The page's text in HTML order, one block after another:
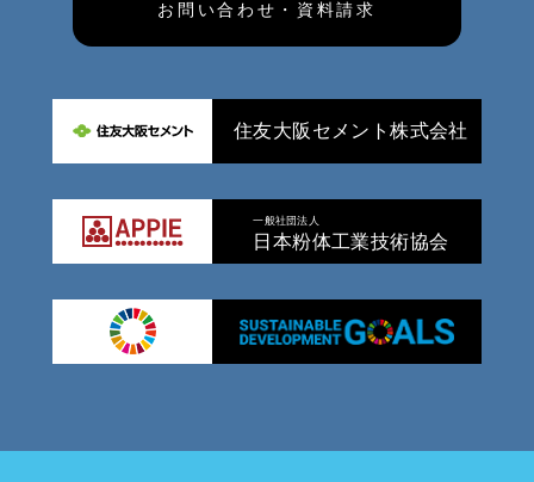
お問い合わせ・資料請求
住友大阪セメント株式会社
一般社団法人
日本粉体工業技術協会